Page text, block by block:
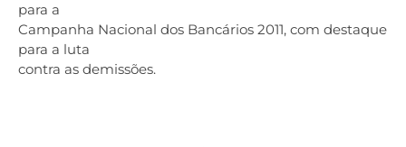
para a
Campanha Nacional dos Bancários 2011, com destaque
para a luta
contra as demissões.